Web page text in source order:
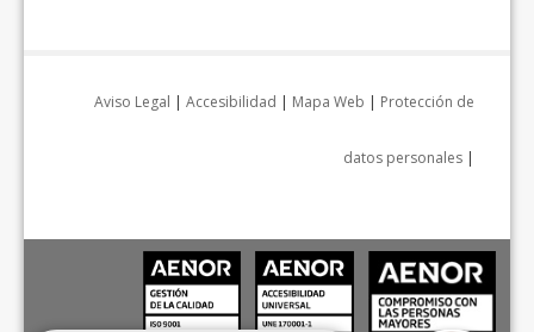
Aviso Legal | Accesibilidad | Mapa Web | Protección de
datos personales |